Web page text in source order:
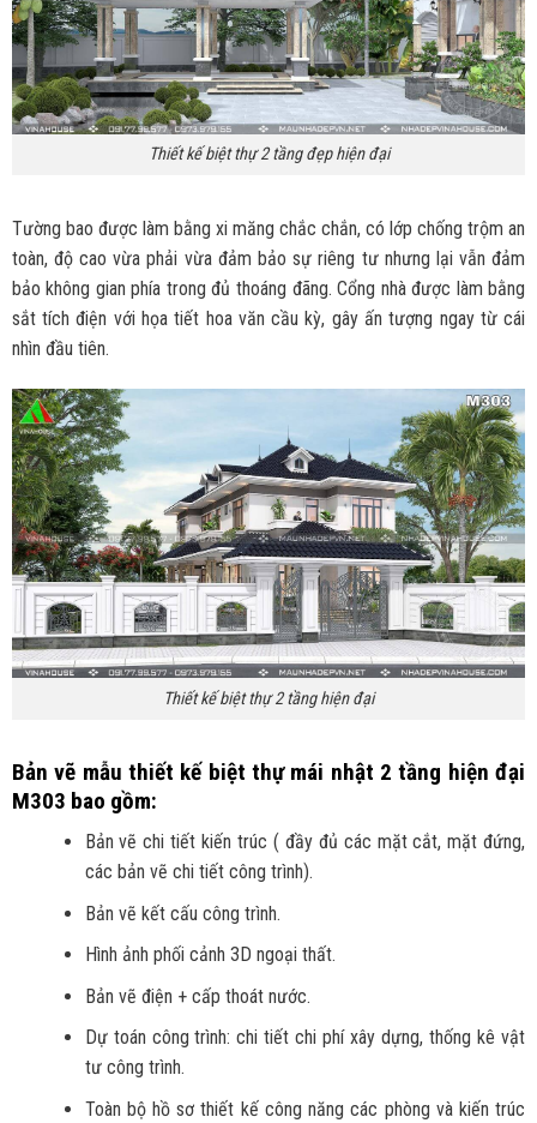
Thiết kế biệt thự 2 tầng đẹp hiện đại
Tường bao được làm bằng xi măng chắc chắn, có lớp chống trộm an
toàn, độ cao vừa phải vừa đảm bảo sự riêng tư nhưng lại vẫn đảm
bảo không gian phía trong đủ thoáng đãng. Cổng nhà được làm bằng
sắt tích điện với họa tiết hoa văn cầu kỳ, gây ấn tượng ngay từ cái
nhìn đầu tiên.
Thiết kế biệt thự 2 tầng hiện đại
Bản vẽ mẫu thiết kế biệt thự mái nhật 2 tầng hiện đại
M303 bao gồm:
Bản vẽ chi tiết kiến trúc ( đầy đủ các mặt cắt, mặt đứng,
các bản vẽ chi tiết công trình).
Bản vẽ kết cấu công trình.
Hình ảnh phối cảnh 3D ngoại thất.
Bản vẽ điện + cấp thoát nước.
Dự toán công trình: chi tiết chi phí xây dựng, thống kê vật
tư công trình.
Toàn bộ hồ sơ thiết kế công năng các phòng và kiến trúc